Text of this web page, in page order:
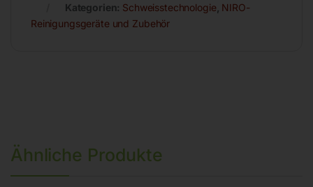
Kategorien: Schweisstechnologie NIRO-
Reinigungsgeräte und Zubehör
Ähnliche Produkte